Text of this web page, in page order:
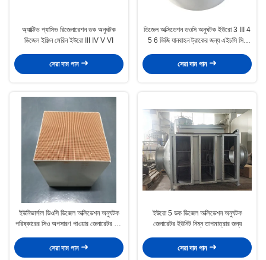
অ্যাক্টিভ প্যাসিভ রিজেনারেশন ডক অনুঘটক
ডিজেল ইঞ্জিন মেরিন ইউরো III IV V VI
সেরা দাম পান
ডিজেল অক্সিডেশন ডওসি অনুঘটক ইউরো 3 III 4
5 6 ডিজি যানবাহন ট্রাকের জন্য এইচসি সিও
সেরা দাম পান
ইউনিভার্সাল ডিওসি ডিজেল অক্সিডেশন অনুঘটক
পরিষ্কারের সিও অপসারণ পাওয়ার জেনারেটর সেট
সেরা দাম পান
ইউরো 5 ডক ডিজেল অক্সিডেশন অনুঘটক
জেনারেটর ইউনিট নিম্ন তাপমাত্রার জন্য
সেরা দাম পান